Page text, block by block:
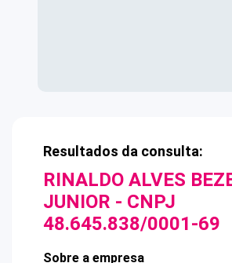
Resultados da consulta:
RINALDO ALVES
JUNIOR - CNPJ
48.645.838/0001-69
Sobre a empresa